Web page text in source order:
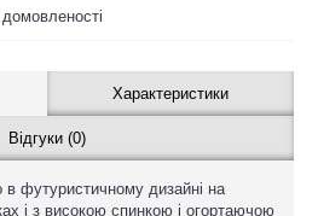
Характеристики
Відгуки (0)
в футуристичному дизайні на
і з високою спинкою і огортаючою